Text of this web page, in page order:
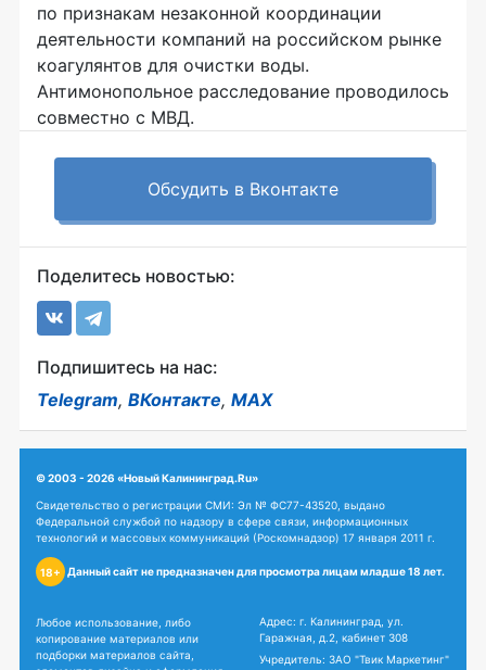
по признакам незаконной координации
деятельности компаний на российском рынке
коагулянтов для очистки воды.
Антимонопольное расследование проводилось
совместно с МВД.
Обсудить в Вконтакте
Поделитесь новостью:
Подпишитесь на нас:
Telegram, ВКонтакте, MAX
© 2003 - 2026 «Новый Калининград.Ru»
Свидетельство о регистрации СМИ: Эл № ФС77-43520, выдано
Федеральной службой по надзору в сфере связи, информационных
технологий и массовых коммуникаций (Роскомнадзор) 17 января 2011 г.
18+ Данный сайт не предназначен для просмотра лицам младше 18 лет.
Любое использование, либо
копирование материалов или
подборки материалов сайта,
Адрес: г. Калининград, ул.
Гаражная, д.2, кабинет 308
Учредитель: ЗАО "Твик Маркетинг"